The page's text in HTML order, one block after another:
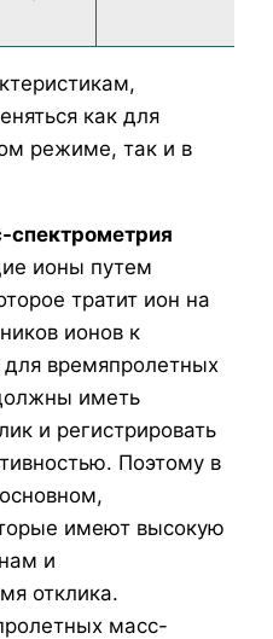
как для
режиме, так и в
спектрометрия
ионы путем
тратит ион на
ионов к
времяпролетных
иметь
и регистрировать
Поэтому в
имеют высокую
и
отклика.
масс-